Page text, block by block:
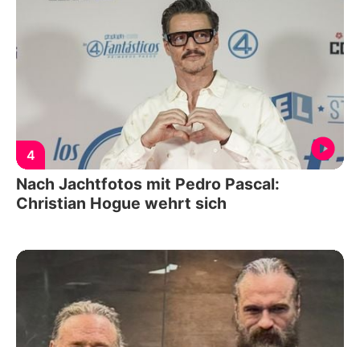
4
Nach Jachtfotos mit Pedro Pascal:
Christian Hogue wehrt sich